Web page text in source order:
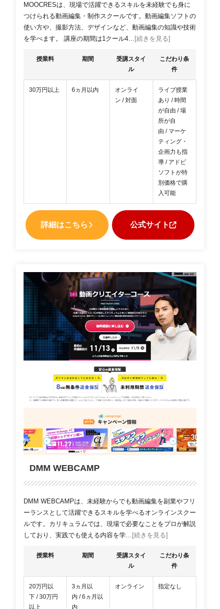
MOOCRESは、現場で活躍できるスキルを未経験でも身に
つけられる動画編集・制作スクールです。動画編集ソフトの
使い方や、撮影方法、デザインなど、動画編集の知識や技術
を学べます。 講座の期間は1クール4… [続きを見る]
授業料 期間
受講スタイ
ル
こだわり条
件
30万円以上 6ヵ月以内
オンライ
ン / 対面
ライブ授業
あり / 時間
が自由 / 場
所が自
由 / マーケ
ティング・
企画力も指
導 / アドビ
ソフトが特
別価格で購
入可能
詳細はこちら 公式サイト
DMM WEBCAMP
DMM WEBCAMPは、未経験からでも動画編集を副業やフリ
ーランスとして活躍できるスキルを学べるオンラインスクー
ルです。カリキュラムでは、現場で必要なことをプロが解説
しており、実践でも使える内容を学… [続きを見る]
授業料 期間
受講スタイ
ル
こだわり条
件
20万円以
下 / 30万円
以上
3ヵ月以
内 / 6ヵ月以
内
オンライン 指定なし